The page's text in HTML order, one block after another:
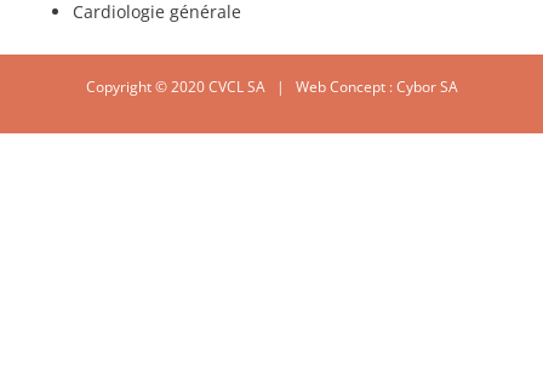
Cardiologie générale
Copyright © 2020 CVCL SA | Web Concept :Cybor SA